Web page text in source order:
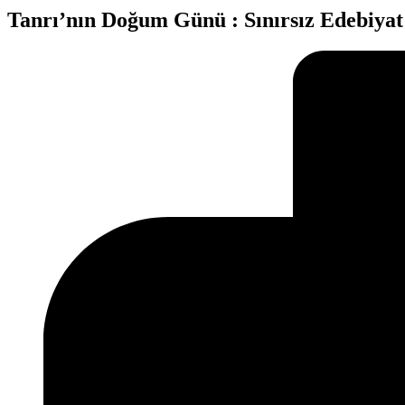
Tanrı’nın Doğum Günü : Sınırsız